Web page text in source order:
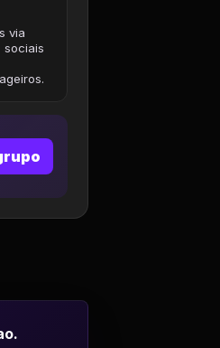
via
sociais